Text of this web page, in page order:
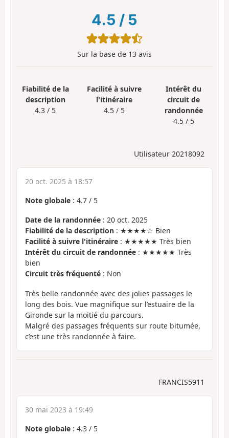
4.5 / 5
Sur la base de 13 avis
Fiabilité de la
description
4.3 / 5
Facilité à suivre
l'itinéraire
4.5 / 5
Intérêt du
circuit de
randonnée
4.5 / 5
Utilisateur 20218092
20 oct. 2025 à 18:57
Note globale : 4.7 / 5
Date de la randonnée : 20 oct. 2025
Fiabilité de la description : ★★★★☆ Bien
Facilité à suivre l'itinéraire : ★★★★★ Très bien
Intérêt du circuit de randonnée : ★★★★★ Très
bien
Circuit très fréquenté : Non
Très belle randonnée avec des jolies passages le
long des bois. Vue magnifique sur l’estuaire de la
Gironde sur la moitié du parcours.
Malgré des passages fréquents sur route bitumée,
c’est une très randonnée à faire.
FRANCIS5911
30 mai 2023 à 19:49
Note globale : 4.3 / 5